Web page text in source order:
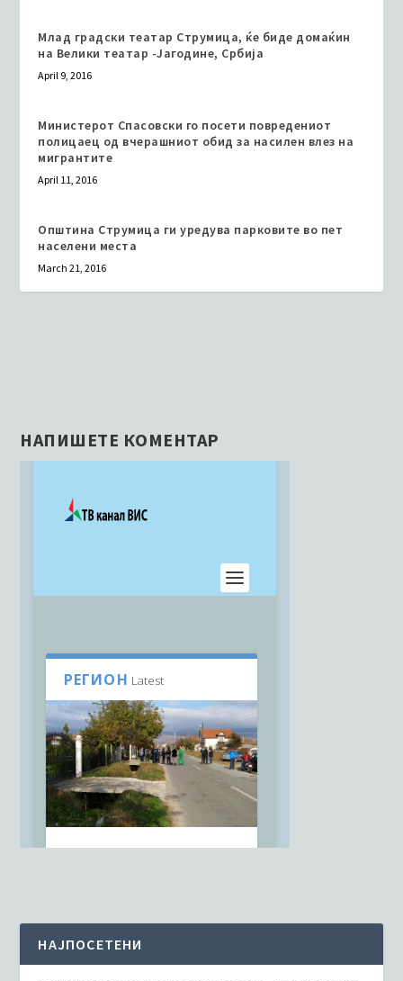
Млад градски театар Струмица, ќе биде домаќин
на Велики театар -Јагодине, Србија
April 9, 2016
Министерот Спасовски го посети повредениот
полицаец од вчерашниот обид за насилен влез на
мигрантите
April 11, 2016
Општина Струмица ги уредува парковите во пет
населени места
March 21, 2016
НАПИШЕТЕ КОМЕНТАР
НАЈПОСЕТЕНИ